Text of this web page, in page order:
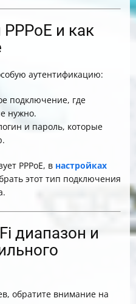
и как
аутентификацию:
подключение, где
нужно.
и пароль, которые
PPPoE, в настройках
этот тип подключения
диапазон и
обратите внимание на